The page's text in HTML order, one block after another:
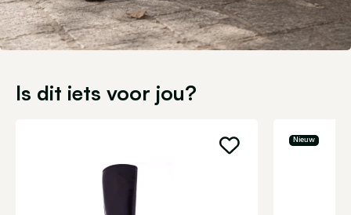
Is dit iets voor jou?
Nieuw